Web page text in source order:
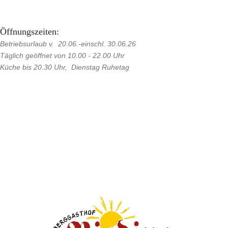
Öffnungszeiten:
Betriebsurlaub v. 20.06.-einschl. 30.06.26
Täglich geöffnet von 10.00 - 22.00 Uhr
Küche bis 20.30 Uhr, Dienstag Ruhetag